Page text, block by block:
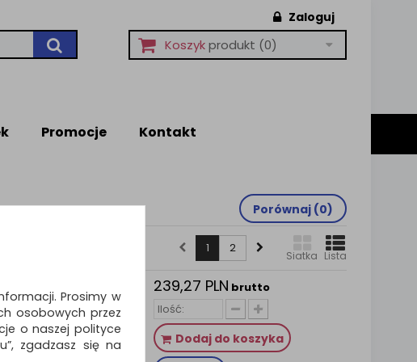
Zaloguj
Koszykprodukt (0)
Promocje Kontakt
Porównaj (0)
Siatka Lista
1 2
suchoś. -
239,27 PLN brutto
Dodaj do koszyka
Prosimy w
osobowych przez
o naszej polityce
zgadzasz się na